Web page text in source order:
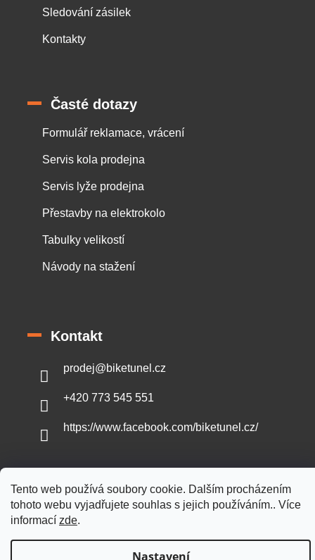
Tento web používá soubory cookie. Dalším procházením
tohoto webu vyjadřujete souhlas s jejich používáním.. Více
informací zde.
Nastavení
Sledování zásilek
Kontakty
Časté dotazy
Formulář reklamace, vrácení
Servis kola prodejna
Servis lyže prodejna
Přestavby na elektrokolo
Tabulky velikostí
Návody na stažení
Kontakt
prodej@biketunel.cz
+420 773 545 551
https://www.facebook.com/biketunel.cz/
Vytvořil Shoptet
Copyright 2026BikeTunel.cz. Všechna práva vyhrazena.